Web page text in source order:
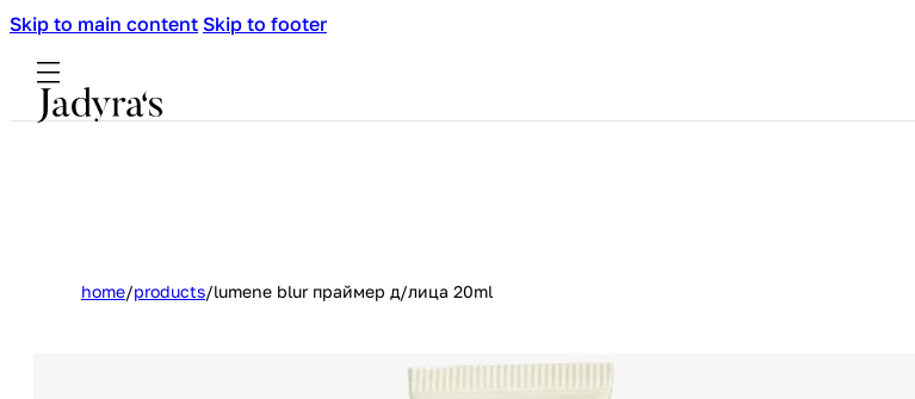
Skip to main content Skip to footer
home/products/lumene blur праймер д/лица 20ml